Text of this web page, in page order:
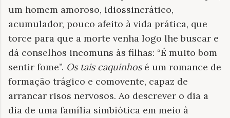
um homem amoroso, idiossincrático,
acumulador, pouco afeito à vida prática, que
torce para que a morte venha logo lhe buscar e
dá conselhos incomuns às filhas: “É muito bom
sentir fome”. Os tais caquinhosé um romance de
formação trágico e comovente, capaz de
arrancar risos nervosos. Ao descrever o dia a
dia de uma família simbiótica em meio à